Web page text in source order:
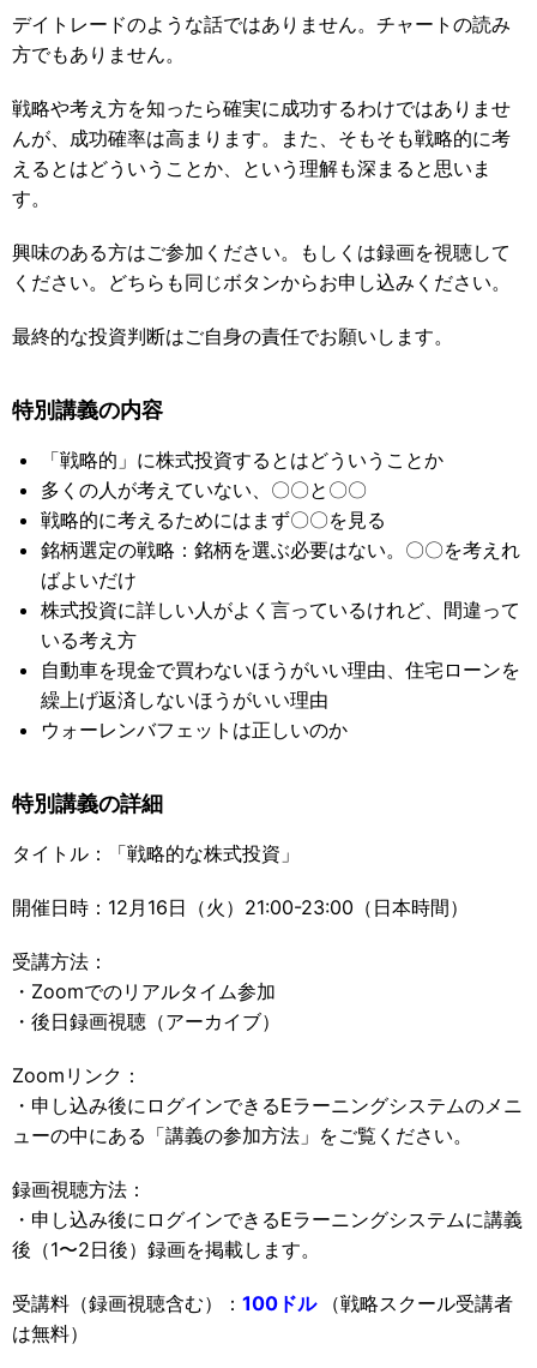
デイトレードのような話ではありません。チャートの読み
方でもありません。
戦略や考え方を知ったら確実に成功するわけではありませ
んが、成功確率は高まります。また、そもそも戦略的に考
えるとはどういうことか、という理解も深まると思いま
す。
興味のある方はご参加ください。もしくは録画を視聴して
ください。どちらも同じボタンからお申し込みください。
最終的な投資判断はご自身の責任でお願いします。
特別講義の内容
「戦略的」に株式投資するとはどういうことか
多くの人が考えていない、〇〇と〇〇
戦略的に考えるためにはまず〇〇を見る
銘柄選定の戦略：銘柄を選ぶ必要はない。〇〇を考えれ
ばよいだけ
株式投資に詳しい人がよく言っているけれど、間違って
いる考え方
自動車を現金で買わないほうがいい理由、住宅ローンを
繰上げ返済しないほうがいい理由
ウォーレンバフェットは正しいのか
特別講義の詳細
タイトル：「戦略的な株式投資」
開催日時：12月16日（火）21:00-23:00（日本時間）
受講方法：
・Zoomでのリアルタイム参加
・後日録画視聴（アーカイブ）
Zoomリンク：
・申し込み後にログインできるEラーニングシステムのメニ
ューの中にある「講義の参加方法」をご覧ください。
録画視聴方法：
・申し込み後にログインできるEラーニングシステムに講義
後（1〜2日後）録画を掲載します。
受講料（録画視聴含む）： 100ドル
（戦略スクール受講者
は無料）